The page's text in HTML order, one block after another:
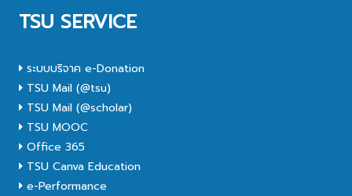
TSU SERVICE
ระบบบริจาค e-Donation
TSU Mail (@tsu)
TSU Mail (@scholar)
TSU MOOC
Office 365
TSU Canva Education
e-Performance